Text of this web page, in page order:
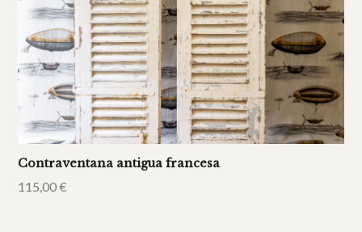
Contraventana antigua francesa
115,00€